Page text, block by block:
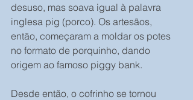
desuso, mas soava igual à palavra
inglesa pig (porco). Os artesãos,
então, começaram a moldar os potes
no formato de porquinho, dando
origem ao famoso piggy bank.
Desde então, o cofrinho se tornou